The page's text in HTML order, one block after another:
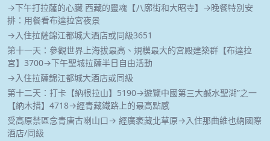
→下午打拉薩的心臟 西藏的靈魂【八廓街和大昭寺】→晚餐特別安
排：用餐看布達拉宮夜景
→入住拉薩錦江都城大酒店或同級3651
第十一天：參觀世界上海拔最高、規模最大的宮殿建築群【布達拉
宮】3700→下午聖城拉薩半日自由活動
→入住拉薩錦江都城大酒店或同級
第十二天：打卡【納根拉山】5190→遊覽中國第三大鹹水聖湖”之一
【納木措】4718→經青藏鐵路上的最高點感
受高原禁區念青唐古喇山口→ 經廣袤藏北草原→入住那曲維也納國際
酒店/同級